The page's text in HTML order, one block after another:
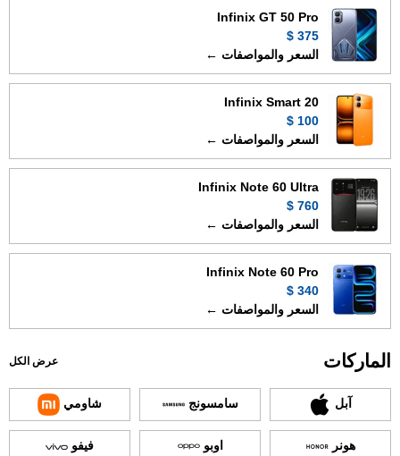
Infinix GT 50 Pro
375 $
السعر والمواصفات ←
Infinix Smart 20
100 $
السعر والمواصفات ←
Infinix Note 60 Ultra
760 $
السعر والمواصفات ←
Infinix Note 60 Pro
340 $
السعر والمواصفات ←
الماركات عرض الكل
آبل سامسونج شاومي
هونر اوبو فيفو